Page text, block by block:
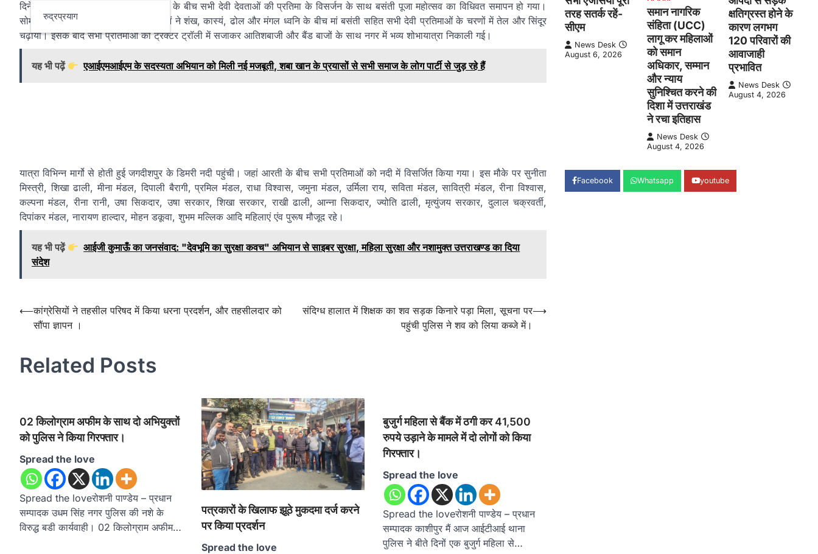
रुद्रप्रयाग
दिनेशपुर। ‘मां तुमी आबार एसो’ के जयकारों के बीच सभी देवी देवताओं की प्रतिमा के विसर्जन के साथ बसंती पूजा महोत्सव का विधिवत समापन हो गया।
सोमवार दोपहर दुर्गा मंदिर प्रांगण में महिलाओं ने शंख, कास्यं, ढोल और मंगल ध्वनि के बीच मां बसंती सहित सभी देवी प्रतिमाओं के चरणों में तेल और सिंदूर
चढ़ाया। इसके बाद सभी प्रतिमाओं को ट्रैक्टर ट्रॉली में सजाकर आतिशबाजी और बैंड बाजों के साथ नगर में भव्य शोभायात्रा निकाली गई।
यह भी पढ़ें एआईएमआईएम के सदस्यता अभियान को मिली नई मजबूती, शबा खान के प्रयासों से सभी समाज के लोग पार्टी से जुड़ रहे हैं
यात्रा विभिन्न मार्गो से होती हुई जगदीशपुर के डिमरी नदी पहुंची। जहां आरती के बीच सभी प्रतिमाओं को नदी में विसर्जित किया गया। इस मौके पर सुनीता
मिस्त्री, शिखा ढाली, मीना मंडल, दिपाली बैरागी, प्रमिल मंडल, राधा विश्वास, जमुना मंडल, उर्मिला राय, सविता मंडल, सावित्री मंडल, रीना विश्वास,
कल्पना मंडल, रीना रानी, उषा सिकदार, उषा सरकार, शिखा सरकार, राखी ढाली, आन्ना सिकदार, ज्योति ढाली, मृत्युंजय सरकार, दुलाल चक्रवर्ती,
दिपांकर मंडल, नारायण हाल्दार, मोहन डकूवा, शुभम मल्लिक आदि महिलाएं एंव पुरूष मौजूद रहे।
यह भी पढ़ें
आईजी कुमाऊँ का जनसंवाद: "देवभूमि का सुरक्षा कवच" अभियान से साइबर सुरक्षा, महिला सुरक्षा और नशामुक्त उत्तराखण्ड का दिया
संदेश
Post
navigation
⟵कांग्रेसियों ने तहसील परिषद में किया धरना प्रदर्शन, और तहसीलदार को
सौंपा ज्ञापन ।
संदिग्ध हालात में शिक्षक का शव सड़क किनारे पड़ा मिला, सूचना पर
पहुंची पुलिस ने शव को लिया कब्जे में।
⟶
Related Posts
02 किलोग्राम अफीम के साथ दो अभियुक्तों
को पुलिस ने किया गिरफ्तार।
Spread the love
Spread the loveरोशनी पाण्डेय – प्रधान
सम्पादक उधम सिंह नगर पुलिस की नशे के
विरुद्ध बडी कार्यवाही। 02 किलोग्राम अफीम…
पत्रकारों के खिलाफ झूठे मुकदमा दर्ज करने
पर किया प्रदर्शन
Spread the love
बुजुर्ग महिला से बैंक में ठगी कर 41,500
रुपये उड़ाने के मामले में दो लोगों को किया
गिरफ्तार।
Spread the love
Spread the loveरोशनी पाण्डेय – प्रधान
सम्पादक काशीपुर मैं आज आईटीआई थाना
पुलिस ने बीते दिनों एक बुजुर्ग महिला से…
तरह सतर्क रहें-
सीएम
News Desk
August 6, 2026
समान नागरिक
संहिता (UCC)
लागू कर महिलाओं
को समान
अधिकार, सम्मान
और न्याय
सुनिश्चित करने की
दिशा में उत्तराखंड
ने रचा इतिहास
News Desk
August 4, 2026
क्षतिग्रस्त होने के
कारण लगभग
120 परिवारों की
आवाजाही
प्रभावित
News Desk
August 4, 2026
Facebook Whatsapp youtube